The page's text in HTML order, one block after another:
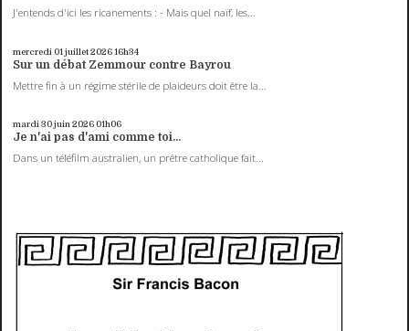
J'entends d'ici les ricanements : - Mais quel naïf, les...
mercredi 01 juillet 202616h34
Sur un débat Zemmour contre Bayrou
Mettre fin à un régime stérile de plaideurs doit être la...
mardi 30juin 2026 01h06
Je n'ai pas d'ami comme toi...
Dans un téléfilm australien, un prêtre catholique fait...